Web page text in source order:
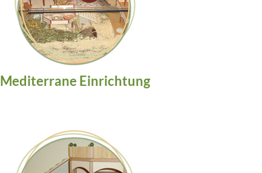
Mediterrane Einrichtung